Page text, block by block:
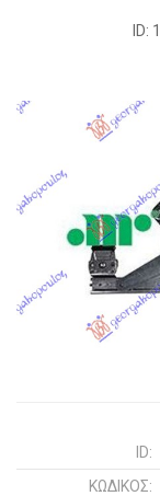
ID:
ID:
ΚΩΔΙΚΌΣ: